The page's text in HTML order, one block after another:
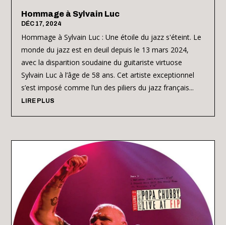
Hommage à Sylvain Luc
DÉC 17, 2024
Hommage à Sylvain Luc : Une étoile du jazz s'éteint. Le
monde du jazz est en deuil depuis le 13 mars 2024,
avec la disparition soudaine du guitariste virtuose
Sylvain Luc à l’âge de 58 ans. Cet artiste exceptionnel
s’est imposé comme l’un des piliers du jazz français...
LIRE PLUS